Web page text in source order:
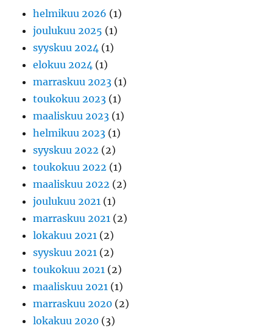
helmikuu 2026 (1)
joulukuu 2025 (1)
syyskuu 2024 (1)
elokuu 2024 (1)
marraskuu 2023 (1)
toukokuu 2023 (1)
maaliskuu 2023 (1)
helmikuu 2023 (1)
syyskuu 2022 (2)
toukokuu 2022 (1)
maaliskuu 2022 (2)
joulukuu 2021 (1)
marraskuu 2021 (2)
lokakuu 2021 (2)
syyskuu 2021 (2)
toukokuu 2021 (2)
maaliskuu 2021 (1)
marraskuu 2020 (2)
lokakuu 2020 (3)